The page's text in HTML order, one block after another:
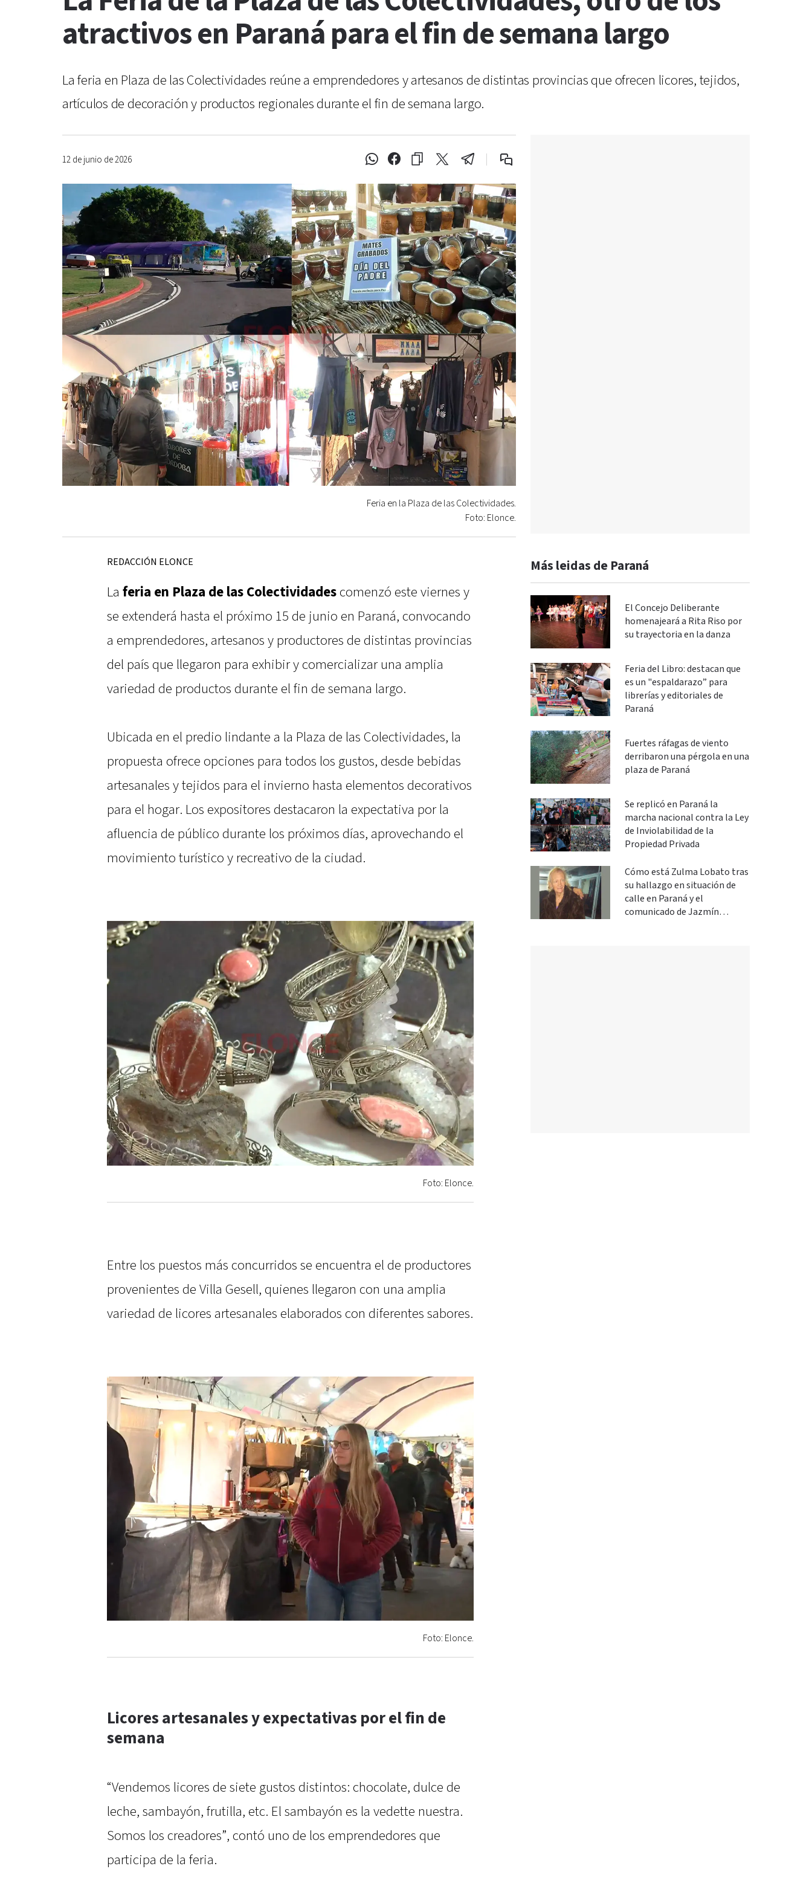
atractivos en Paraná para el fin de semana largo
La feria en Plaza de las Colectividades reúne a emprendedores y artesanos de distintas provincias que ofrecen licores, tejidos,
artículos de decoración y productos regionales durante el fin de semana largo.
12 de junio de 2026
Feria en la Plaza de las Colectividades.
Foto: Elonce.
REDACCIÓN ELONCE
La feria en Plaza de las Colectividadescomenzó este viernes y
se extenderá hasta el próximo 15 de junio en Paraná, convocando
a emprendedores, artesanos y productores de distintas provincias
del país que llegaron para exhibir y comercializar una amplia
variedad de productos durante el fin de semana largo.
Ubicada en el predio lindante a la Plaza de las Colectividades, la
propuesta ofrece opciones para todos los gustos, desde bebidas
artesanales y tejidos para el invierno hasta elementos decorativos
para el hogar. Los expositores destacaron la expectativa por la
afluencia de público durante los próximos días, aprovechando el
movimiento turístico y recreativo de la ciudad.
Foto: Elonce.
Entre los puestos más concurridos se encuentra el de productores
provenientes de Villa Gesell, quienes llegaron con una amplia
variedad de licores artesanales elaborados con diferentes sabores.
Foto: Elonce.
Licores artesanales y expectativas por el fin de
semana
“Vendemos licores de siete gustos distintos: chocolate, dulce de
leche, sambayón, frutilla, etc. El sambayón es la vedette nuestra.
Somos los creadores”, contó uno de los emprendedores que
participa de la feria.
Más leidas de Paraná
El Concejo Deliberante
homenajeará a Rita Riso por
su trayectoria en la danza
Feria del Libro: destacan que
es un "espaldarazo” para
librerías y editoriales de
Paraná
Fuertes ráfagas de viento
derribaron una pérgola en una
plaza de Paraná
Se replicó en Paraná la
marcha nacional contra la Ley
de Inviolabilidad de la
Propiedad Privada
Cómo está Zulma Lobato tras
su hallazgo en situación de
calle en Paraná y el
comunicado de Jazmín